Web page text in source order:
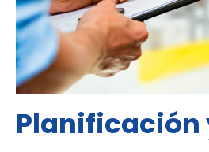
Planificación